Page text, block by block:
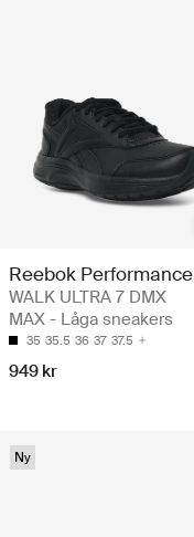
Reebok Performance
WALK ULTRA 7 DMX
MAX - Låga sneakers
35 35.5 36 37 37.5
949 kr
Ny